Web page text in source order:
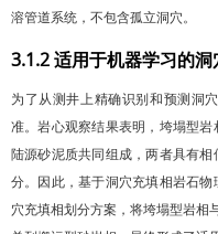
溶管道系统，不包含孤立洞穴。
3.1.2 适用于机器学习的
为了从测井上精确识别和预测洞
准。岩心观察结果表明，垮塌型岩
陆源砂泥质共同组成，两者具有
分。因此，基于洞穴充填相岩石
穴充填相划分方案，将垮塌型岩相